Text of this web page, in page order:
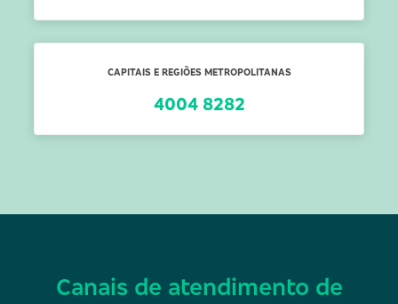
CAPITAIS E REGIÕES METROPOLITANAS
4004 8282
Canais de atendimento de